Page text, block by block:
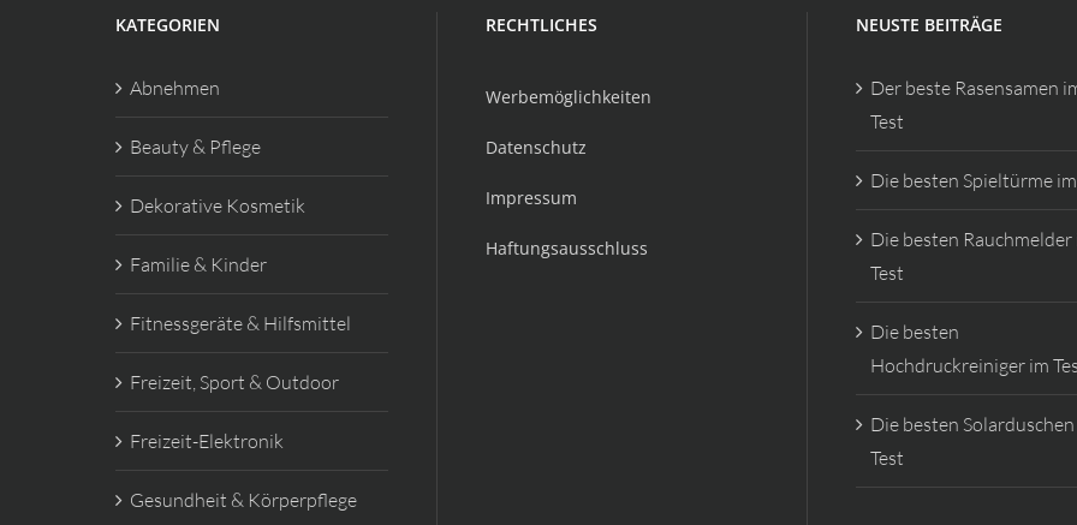
KATEGORIEN
Abnehmen
Beauty & Pflege
Dekorative Kosmetik
Familie & Kinder
Fitnessgeräte & Hilfsmittel
Freizeit, Sport & Outdoor
Freizeit-Elektronik
Gesundheit & Körperpflege
RECHTLICHES
Werbemöglichkeiten
Datenschutz
Impressum
Haftungsausschluss
NEUSTE BEITRÄGE
Der beste Rasensamen
Test
Die besten Spieltürme
Die besten Rauchmelder
Test
Die besten
Hochdruckreiniger im
Die besten
Test